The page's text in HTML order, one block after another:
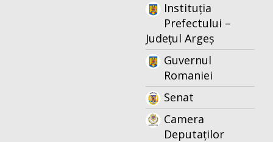
Instituția
Prefectului –
Județul Argeș
Guvernul
Romaniei
Senat
Camera
Deputaților